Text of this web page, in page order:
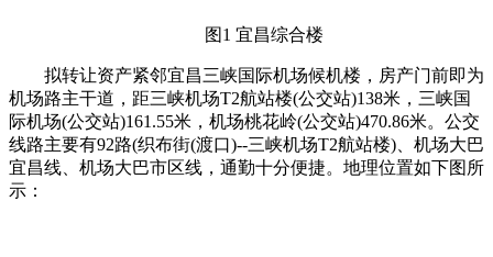
图1 宜昌综合楼
拟转让资产紧邻宜昌三峡国际机场候机楼，房产门前即为
机场路主干道，距三峡机场T2航站楼(公交站)138米，三峡国
际机场(公交站)161.55米，机场桃花岭(公交站)470.86米。公交
线路主要有92路(织布街(渡口)--三峡机场T2航站楼)、机场大巴
宜昌线、机场大巴市区线，通勤十分便捷。地理位置如下图所
示：